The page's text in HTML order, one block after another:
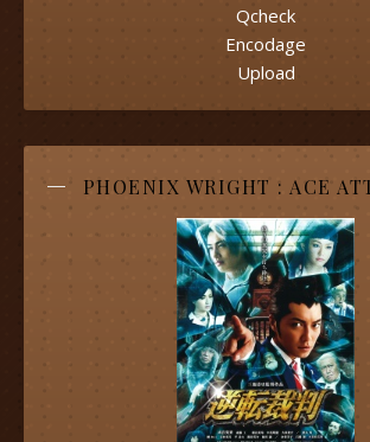
Qcheck
Encodage
Upload
PHOENIX WRIGHT : ACE